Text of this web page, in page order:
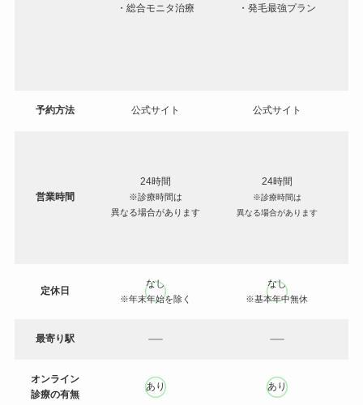
・総合モニタ治療
・発毛最強プラン
予約方法 公式サイト 公式サイト
営業時間
24時間
※診療時間は
異なる場合があります
24時間
※診療時間は
異なる場合があります
定休日
なし
※年末年始を除く
なし
※基本年中無休
最寄り駅
オンライン
診療の有無
あり あり